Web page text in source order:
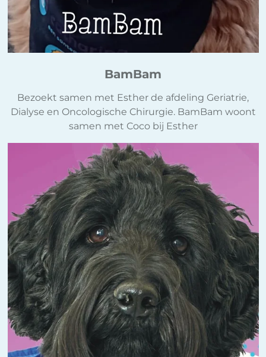
BamBam
Bezoekt samen met Esther de afdeling Geriatrie,
Dialyse en Oncologische Chirurgie. BamBam woont
samen met Coco bij Esther